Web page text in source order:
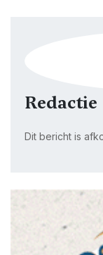
Redactie
Dit bericht is